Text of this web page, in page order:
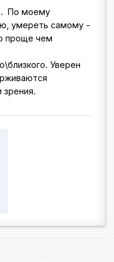
По моему
умереть самому -
проще чем
Уверен
зрения.